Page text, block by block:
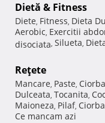
Dietă & Fitness
Diete, Fitness, Dieta
Aerobic, Exercitii
disociata, Silueta,
Reţete
Mancare, Paste, Ciorba
Dulceata, Tocanita,
Maioneza, Pilaf,
Ce mancam azi